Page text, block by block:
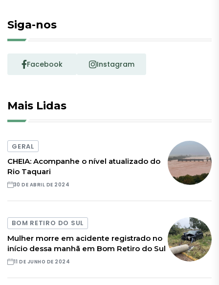
Siga-nos
Facebook Instagram
Mais Lidas
GERAL
CHEIA: Acompanhe o nível atualizado do
Rio Taquari
30 DE ABRIL DE 2024
BOM RETIRO DO SUL
Mulher morre em acidente registrado no
início dessa manhã em Bom Retiro do Sul
11 DE JUNHO DE 2024